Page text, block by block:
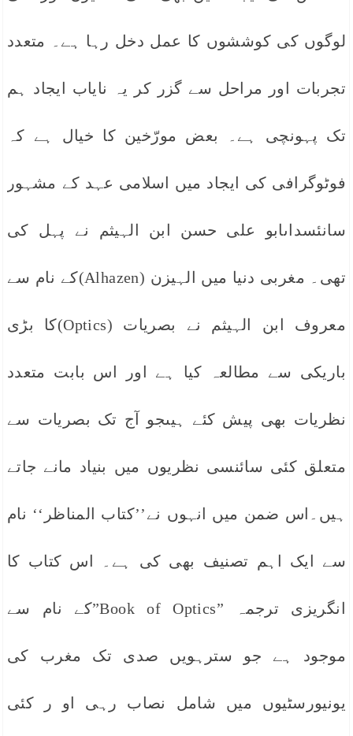
لوگوں کی کوششوں کا عمل دخل رہا ہے۔ متعدد
تجربات اور مراحل سے گزر کر یہ نایاب ایجاد ہم
تک پہونچی ہے۔ بعض مورّخین کا خیال ہے کہ
فوٹوگرافی کی ایجاد میں اسلامی عہد کے مشہور
سانئسداںابو علی حسن ابن الہیثم نے پہل کی
تھی۔ مغربی دنیا میں الہیزن (Alhazen)کے نام سے
معروف ابن الہیثم نے بصریات (Optics)کا بڑی
باریکی سے مطالعہ کیا ہے اور اس بابت متعدد
نظریات بھی پیش کئے ہیںجو آج تک بصریات سے
متعلق کئی سائنسی نظریوں میں بنیاد مانے جاتے
ہیں۔اس ضمن میں انہوں نے’’کتاب المناظر‘‘ نام
سے ایک اہم تصنیف بھی کی ہے۔ اس کتاب کا
انگریزی ترجمہ ”Book of Optics”کے نام سے
موجود ہے جو سترہویں صدی تک مغرب کی
یونیورسٹیوں میں شامل نصاب رہی او ر کئی